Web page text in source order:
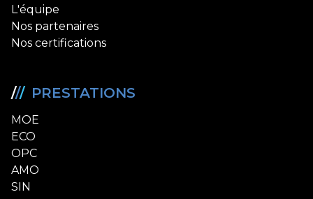
L'équipe
Nos partenaires
Nos certifications
/// PRESTATIONS
MOE
ECO
OPC
AMO
SIN